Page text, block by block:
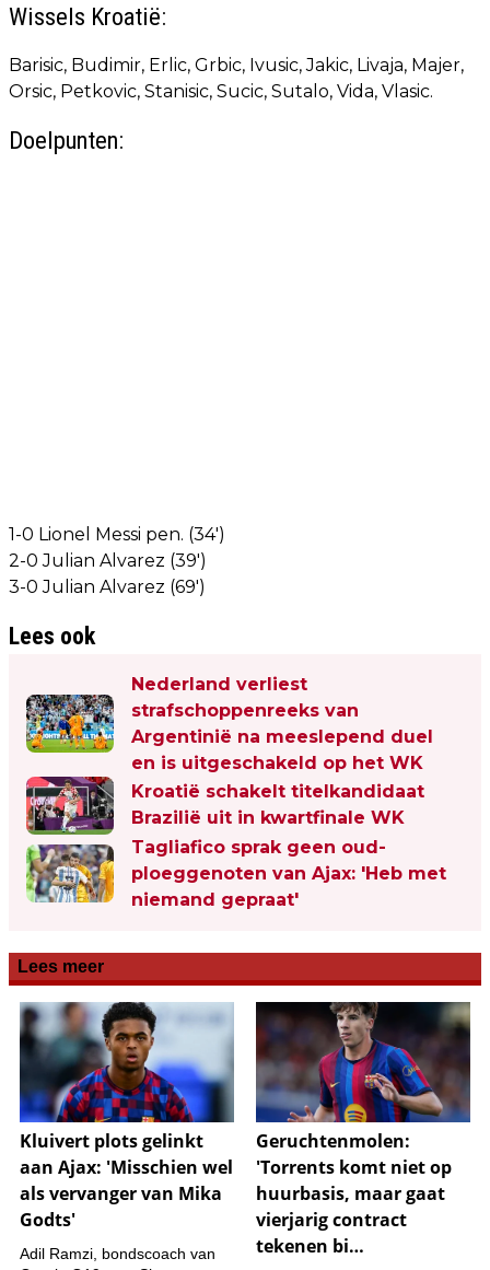
Wissels Kroatië:
Barisic, Budimir, Erlic, Grbic, Ivusic, Jakic, Livaja, Majer,
Orsic, Petkovic, Stanisic, Sucic, Sutalo, Vida, Vlasic.
Doelpunten:
1-0 Lionel Messi pen. (34')
2-0 Julian Alvarez (39')
3-0 Julian Alvarez (69')
Lees ook
Nederland verliest
strafschoppenreeks van
Argentinië na meeslepend duel
en is uitgeschakeld op het WK
Kroatië schakelt titelkandidaat
Brazilië uit in kwartfinale WK
Tagliafico sprak geen oud-
ploeggenoten van Ajax: 'Heb met
niemand gepraat'